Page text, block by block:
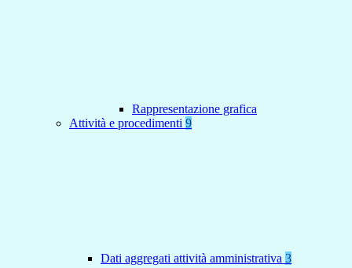
Rappresentazione grafica
Attività e procedimenti 9
Dati aggregati attività amministrativa 3